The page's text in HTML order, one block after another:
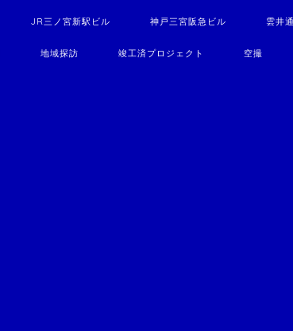
JR三ノ宮新駅ビル 神戸三宮阪急ビル 雲井
地域探訪 竣工済プロジェクト 空撮